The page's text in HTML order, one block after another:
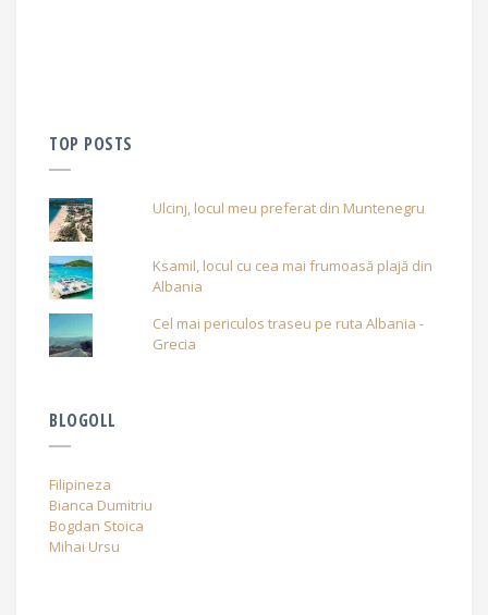
TOP POSTS
Ulcinj, locul meu preferat din Muntenegru
Ksamil, locul cu cea mai frumoasă plajă din
Albania
Cel mai periculos traseu pe ruta Albania -
Grecia
BLOGOLL
Filipineza
Bianca Dumitriu
Bogdan Stoica
Mihai Ursu